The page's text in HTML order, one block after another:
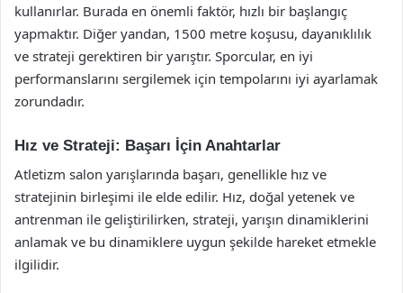
kullanırlar. Burada en önemli faktör, hızlı bir başlangıç
yapmaktır. Diğer yandan, 1500 metre koşusu, dayanıklılık
ve strateji gerektiren bir yarıştır. Sporcular, en iyi
performanslarını sergilemek için tempolarını iyi ayarlamak
zorundadır.
Hız ve Strateji: Başarı İçin Anahtarlar
Atletizm salon yarışlarında başarı, genellikle hız ve
stratejinin birleşimi ile elde edilir. Hız, doğal yetenek ve
antrenman ile geliştirilirken, strateji, yarışın dinamiklerini
anlamak ve bu dinamiklere uygun şekilde hareket etmekle
ilgilidir.